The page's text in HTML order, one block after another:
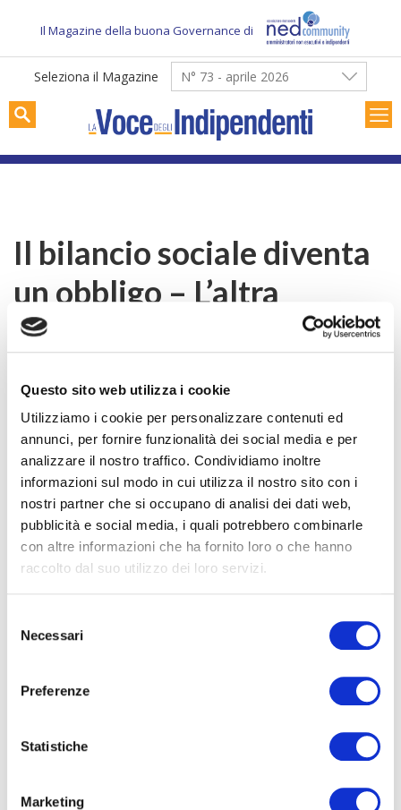
Questo sito web utilizza i cookie
Utilizziamo i cookie per personalizzare contenuti ed
annunci, per fornire funzionalità dei social media e per
analizzare il nostro traffico. Condividiamo inoltre
informazioni sul modo in cui utilizza il nostro sito con i
nostri partner che si occupano di analisi dei dati web,
pubblicità e social media, i quali potrebbero combinarle
con altre informazioni che ha fornito loro o che hanno
raccolto dal suo utilizzo dei loro servizi.
delNecessari
Preferenze
Statistiche
Marketing
content
Il Magazine della buona Governance di
Seleziona il Magazine N° 73 - aprile 2026
Il bilancio sociale diventa
un obbligo – L’altra
Impresa
File allegato
Scarica il contenuto Scarica
File allegato
Scarica il contenuto Scarica
File allegato
Scarica il contenuto